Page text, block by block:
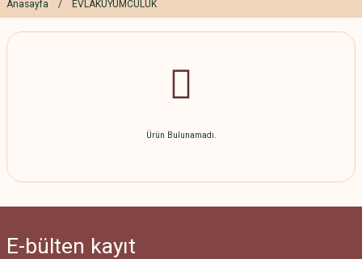
Anasayfa EVLAKUYUMCULUK
Ürün Bulunamadı.
E-bülten kayıt